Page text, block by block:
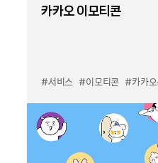
카카오 이모티콘
#서비스 #이모티콘 #카카